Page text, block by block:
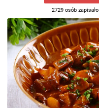
2729 osób zapisało